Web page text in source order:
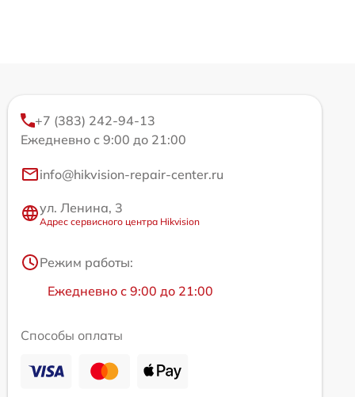
+7 (383) 242-94-13
Ежедневно с 9:00 до 21:00
info@hikvision-repair-center.ru
ул. Ленина, 3
Адрес сервисного центра Hikvision
Режим работы:
Ежедневно с 9:00 до 21:00
Способы оплаты